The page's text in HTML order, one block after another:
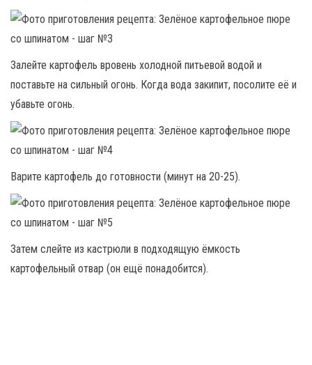
Залейте картофель вровень холодной питьевой водой и
поставьте на сильный огонь. Когда вода закипит, посолите её и
убавьте огонь.
Варите картофель до готовности (минут на 20-25).
Затем слейте из кастрюли в подходящую ёмкость
картофельный отвар (он ещё понадобится).